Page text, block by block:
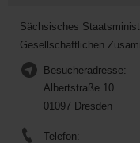
Sächsisches
Gesellschaftlichen
Besucheradresse:
Albertstraße 10
01097 Dresden
Telefon: